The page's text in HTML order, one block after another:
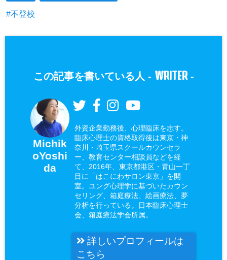
不登校
この記事を書いている人 - WRITER-
Michik
oYoshi
da
外資企業勤務後、心理臨床を志す。
臨床心理士の資格取得後は東京・神
奈川・埼玉県スクールカウンセラ
ー、教育センター相談員などを経
て、2016年、東京都港区・青山一丁
目に「はこにわサロン東京」を開
室。ユング心理学に基づいたカウン
セリング、箱庭療法、絵画療法、夢
分析を行っている。日本臨床心理士
会、箱庭療法学会所属。
詳しいプロフィールは
こちら